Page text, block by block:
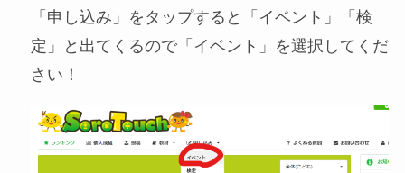
「申し込み」をタップすると「イベント」「検
定」と出てくるので「イベント」を選択してくだ
さい！